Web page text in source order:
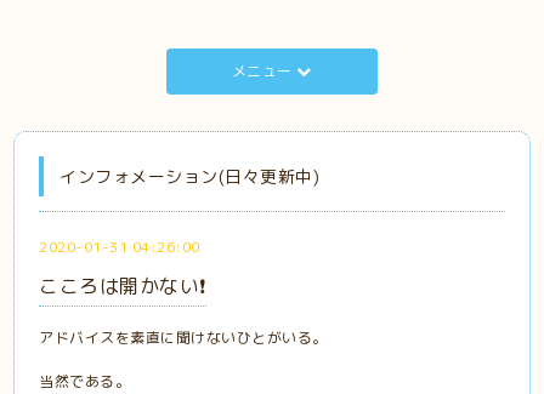
メニュー
インフォメーション(日々更新中)
2020-01-31 04:26:00
こころは開かない❗️
アドバイスを素直に聞けないひとがいる。
当然である。